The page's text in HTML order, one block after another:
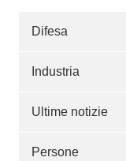
Difesa
Industria
Ultime notizie
Persone